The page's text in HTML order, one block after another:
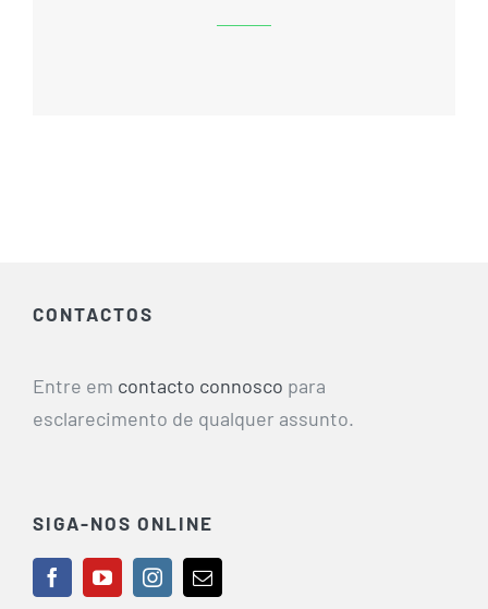
CONTACTOS
Entre em contacto connosco para
esclarecimento de qualquer assunto.
SIGA-NOS ONLINE